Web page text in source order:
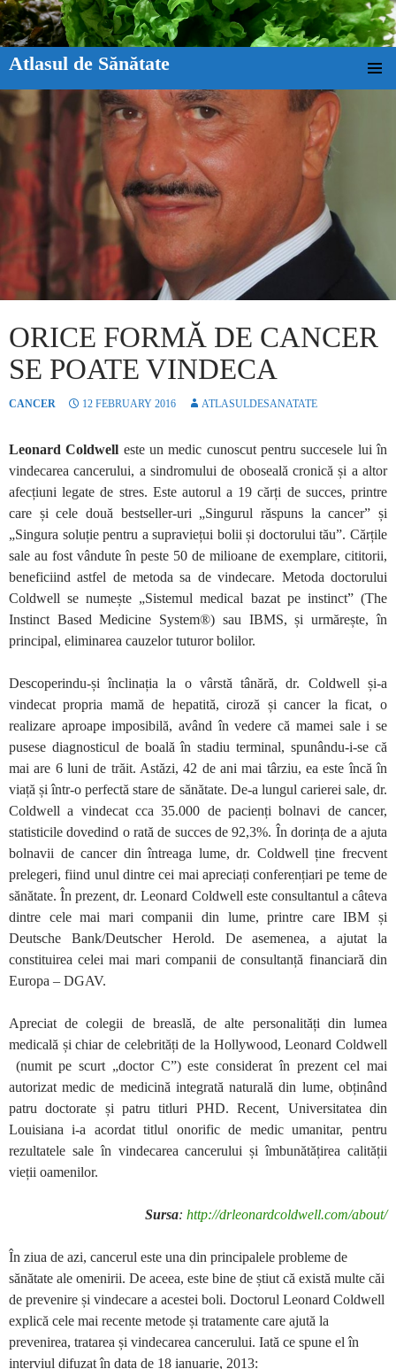
Atlasul de Sănătate
ORICE FORMĂ DE CANCER
SE POATE VINDECA
CANCER 12 FEBRUARY 2016 ATLASULDESANATATE
Leonard Coldwell este un medic cunoscut pentru succesele lui în
vindecarea cancerului, a sindromului de oboseală cronică și a altor
afecțiuni legate de stres. Este autorul a 19 cărți de succes, printre
care și cele două bestseller-uri „Singurul răspuns la cancer” și
„Singura soluție pentru a supraviețui bolii și doctorului tău”. Cărțile
sale au fost vândute în peste 50 de milioane de exemplare, cititorii,
beneficiind astfel de metoda sa de vindecare. Metoda doctorului
Coldwell se numește „Sistemul medical bazat pe instinct” (The
Instinct Based Medicine System®) sau IBMS, și urmărește, în
principal, eliminarea cauzelor tuturor bolilor.
Descoperindu-și înclinația la o vârstă tânără, dr. Coldwell și-a
vindecat propria mamă de hepatită, ciroză și cancer la ficat, o
realizare aproape imposibilă, având în vedere că mamei sale i se
pusese diagnosticul de boală în stadiu terminal, spunându-i-se că
mai are 6 luni de trăit. Astăzi, 42 de ani mai târziu, ea este încă în
viață și într-o perfectă stare de sănătate. De-a lungul carierei sale, dr.
Coldwell a vindecat cca 35.000 de pacienți bolnavi de cancer,
statisticile dovedind o rată de succes de 92,3%. În dorința de a ajuta
bolnavii de cancer din întreaga lume, dr. Coldwell ține frecvent
prelegeri, fiind unul dintre cei mai apreciați conferențiari pe teme de
sănătate. În prezent, dr. Leonard Coldwell este consultantul a câteva
dintre cele mai mari companii din lume, printre care IBM și
Deutsche Bank/Deutscher Herold. De asemenea, a ajutat la
constituirea celei mai mari companii de consultanță financiară din
Europa – DGAV.
Apreciat de colegii de breaslă, de alte personalități din lumea
medicală și chiar de celebrități de la Hollywood, Leonard Coldwell
(numit pe scurt „doctor C”) este considerat în prezent cel mai
autorizat medic de medicină integrată naturală din lume, obținând
patru doctorate și patru titluri PHD. Recent, Universitatea din
Louisiana i-a acordat titlul onorific de medic umanitar, pentru
rezultatele sale în vindecarea cancerului și îmbunătățirea calității
vieții oamenilor.
Sursa: http://drleonardcoldwell.com/about/
În ziua de azi, cancerul este una din principalele probleme de
sănătate ale omenirii. De aceea, este bine de știut că există multe căi
de prevenire și vindecare a acestei boli. Doctorul Leonard Coldwell
explică cele mai recente metode și tratamente care ajută la
prevenirea, tratarea și vindecarea cancerului. Iată ce spune el în
interviul difuzat în data de 18 ianuarie, 2013: